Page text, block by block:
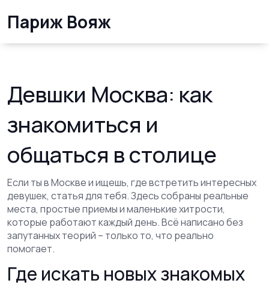
Париж Вояж
Девшки Москва: как
знакомиться и
общаться в столице
Если ты в Москве и ищешь, где встретить интересных
девушек, статья для тебя. Здесь собраны реальные
места, простые приемы и маленькие хитрости,
которые работают каждый день. Всё написано без
запутанных теорий – только то, что реально
помогает.
Где искать новых знакомых